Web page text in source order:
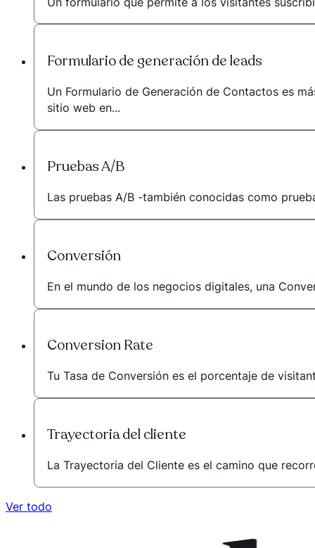
Formulario de generación de leads
Un Formulario de Generación de Contactos es
sitio web en...
Pruebas A/B
Las pruebas A/B -también conocidas como
Conversión
En el mundo de los negocios digitales, una
Conversion Rate
Tu Tasa de Conversión es el porcentaje de
Trayectoria del cliente
La Trayectoria del Cliente es el camino que
Ver todo